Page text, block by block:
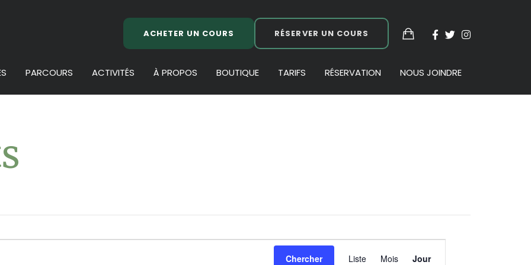
ACHETER UN COURS RÉSERVER UN COURS
PARCOURS ACTIVITÉS À PROPOS BOUTIQUE TARIFS RÉSERVATION NOUS JOINDRE
Chercher
Navigation
Liste Mois Jour